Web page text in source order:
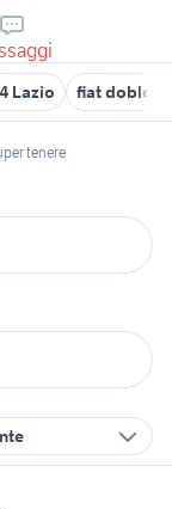
Lazio fiat doblo
tenere